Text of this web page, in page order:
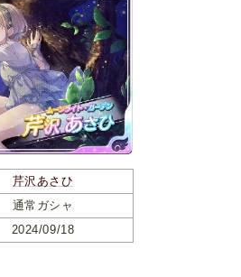
芹沢あさひ
通常ガシャ
2024/09/18